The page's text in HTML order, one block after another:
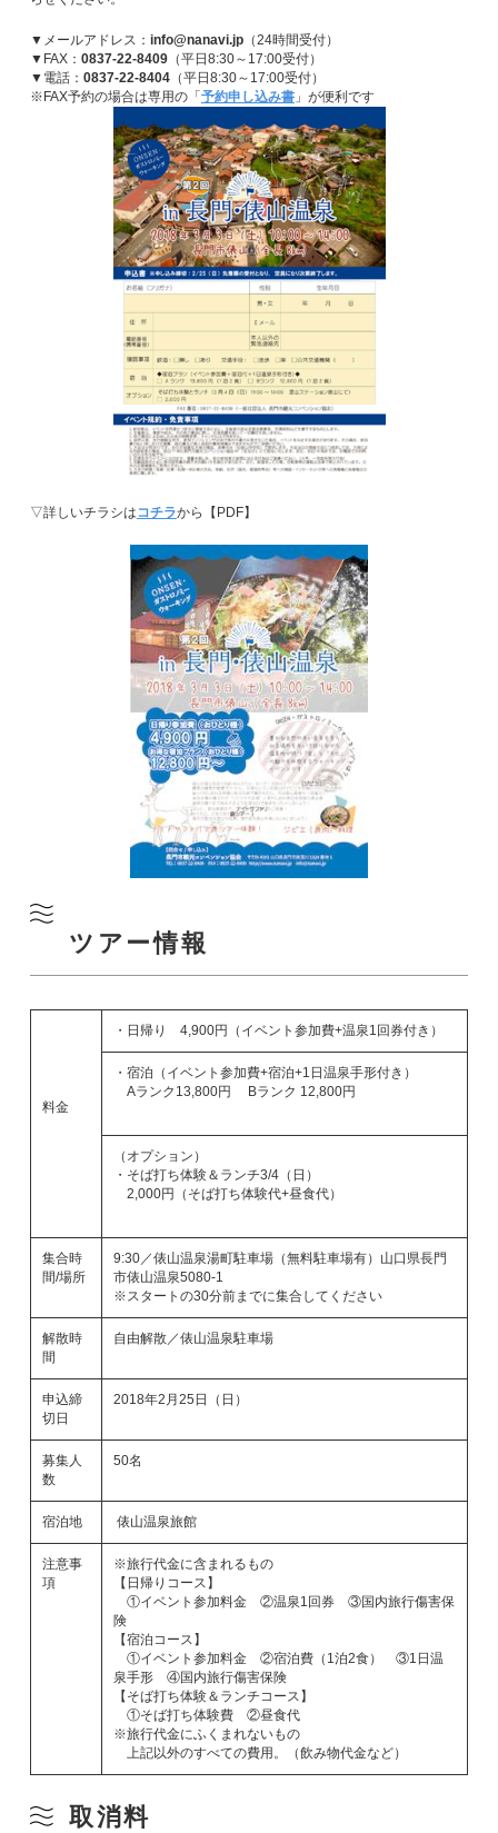
▼メールアドレス： info@nanavi.jp（24時間受付）
▼FAX： 0837-22-8409（平日8:30～17:00受付）
▼電話： 0837-22-8404（平日8:30～17:00受付）
※FAX予約の場合は専用の「 予約申し込み書」が便利です
▽詳しいチラシはコチラから【PDF】
ツアー情報
料金
・日帰り 4,900円（イベント参加費+温泉1回券付き）
・宿泊（イベント参加費+宿泊+1日温泉手形付き）
Aランク13,800円 Bランク 12,800円
（オプション）
・そば打ち体験＆ランチ3/4（日）
2,000円（そば打ち体験代+昼食代）
集合時
間/場所
9:30／俵山温泉湯町駐車場（無料駐車場有）山口県長門
市俵山温泉5080-1
※スタートの30分前までに集合してください
解散時
間
自由解散／俵山温泉駐車場
申込締
切日
2018年2月25日（日）
募集人
数
50名
宿泊地 俵山温泉旅館
注意事
項
※旅行代金に含まれるもの
【日帰りコース】
①イベント参加料金 ②温泉1回券 ③国内旅行傷害保
険
【宿泊コース】
①イベント参加料金 ②宿泊費（1泊2食） ③1日温
泉手形 ④国内旅行傷害保険
【そば打ち体験＆ランチコース】
①そば打ち体験費 ②昼食代
※旅行代金にふくまれないもの
上記以外のすべての費用。（飲み物代金など）
取消料